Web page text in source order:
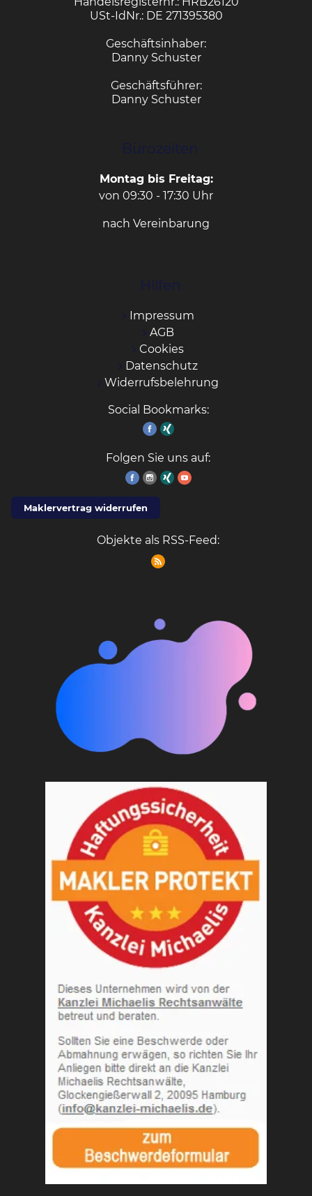
USt-IdNr.: DE 271395380
Geschäftsinhaber:
Danny Schuster
Geschäftsführer:
Danny Schuster
Bürozeiten
Montag bis Freitag:
von 09:30 - 17:30 Uhr
nach Vereinbarung
Hilfen
Impressum
AGB
Cookies
Datenschutz
Widerrufsbelehrung
Social Bookmarks:
Folgen Sie uns auf:
Maklervertrag widerrufen
Objekte als RSS-Feed: